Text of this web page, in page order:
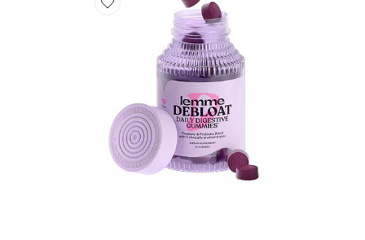
Favorite GOMME VITAMINÉE DEBLOAT